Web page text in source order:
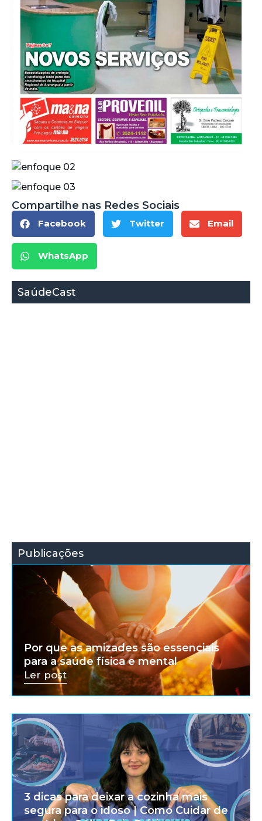
Compartilhe nas Redes Sociais
Facebook Twitter Email
WhatsApp
SaúdeCast
Publicações
Por que as amizades são essenciais
para a saúde física e mental
Ler post
3 dicas para deixar a cozinha mais
segura para o idoso | Como Cuidar de